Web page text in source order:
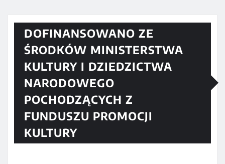
DOFINANSOWANO ZE
ŚRODKÓW MINISTERSTWA
KULTURY I DZIEDZICTWA
NARODOWEGO
POCHODZĄCYCH Z
FUNDUSZU PROMOCJI
KULTURY